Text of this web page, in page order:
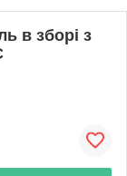
в зборі з